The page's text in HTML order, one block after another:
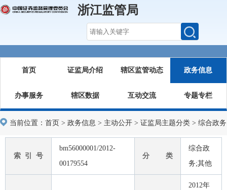
浙江监管局
首页 证监局介绍 辖区监管动态 政务信息
办事服务 辖区数据 互动交流 专题专栏
当前位置： 首页 > 政务信息 > 主动公开 > 证监局主题分类 > 综合政务
索 引 号
bm56000001/2012-
00179554
分 类
综合政
务;其他
2012年